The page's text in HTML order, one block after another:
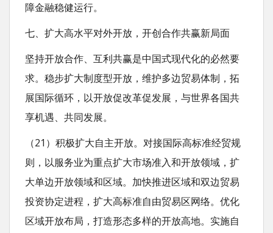
障金融稳健运行。
七、扩大高水平对外开放，开创合作共赢新局面
坚持开放合作、互利共赢是中国式现代化的必然要
求。稳步扩大制度型开放，维护多边贸易体制，拓
展国际循环，以开放促改革促发展，与世界各国共
享机遇、共同发展。
（21）积极扩大自主开放。对接国际高标准经贸规
则，以服务业为重点扩大市场准入和开放领域，扩
大单边开放领域和区域。加快推进区域和双边贸易
投资协定进程，扩大高标准自由贸易区网络。优化
区域开放布局，打造形态多样的开放高地。实施自